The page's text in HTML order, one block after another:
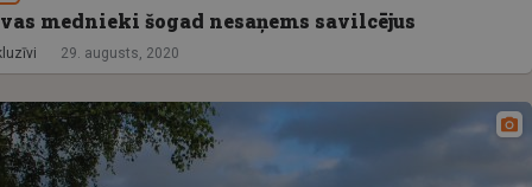
mednieki šogad nesaņems savilcējus
29. augusts, 2020